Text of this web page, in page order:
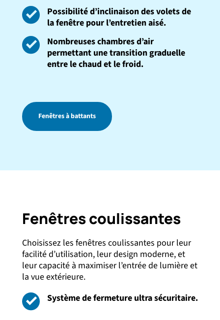
Possibilité d’inclinaison des volets de
la fenêtre pour l’entretien aisé.
Nombreuses chambres d’air
permettant une transition graduelle
entre le chaud et le froid.
Fenêtres à battants
Fenêtres coulissantes
Choisissez les fenêtres coulissantes pour leur
facilité d’utilisation, leur design moderne, et
leur capacité à maximiser l’entrée de lumière et
la vue extérieure.
Système de fermeture ultra sécuritaire.